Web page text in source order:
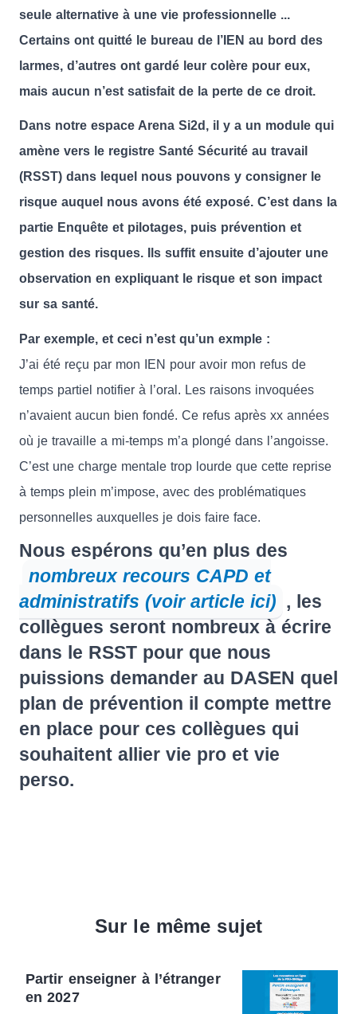
seule alternative à une vie professionnelle ...
Certains ont quitté le bureau de l’IEN au bord des
larmes, d’autres ont gardé leur colère pour eux,
mais aucun n’est satisfait de la perte de ce droit.
Dans notre espace Arena Si2d, il y a un module qui
amène vers le registre Santé Sécurité au travail
(RSST) dans lequel nous pouvons y consigner le
risque auquel nous avons été exposé. C’est dans la
partie Enquête et pilotages, puis prévention et
gestion des risques. Ils suffit ensuite d’ajouter une
observation en expliquant le risque et son impact
sur sa santé.
Par exemple, et ceci n’est qu’un exmple :
J’ai été reçu par mon IEN pour avoir mon refus de
temps partiel notifier à l’oral. Les raisons invoquées
n’avaient aucun bien fondé. Ce refus après xx années
où je travaille a mi-temps m’a plongé dans l’angoisse.
C’est une charge mentale trop lourde que cette reprise
à temps plein m’impose, avec des problématiques
personnelles auxquelles je dois faire face.
Nous espérons qu’en plus des
nombreux recours CAPD et
administratifs (voir article ici) , les
collègues seront nombreux à écrire
dans le RSST pour que nous
puissions demander au DASEN quel
plan de prévention il compte mettre
en place pour ces collègues qui
souhaitent allier vie pro et vie
perso.
Sur le même sujet
Partir enseigner à l’étranger
en 2027